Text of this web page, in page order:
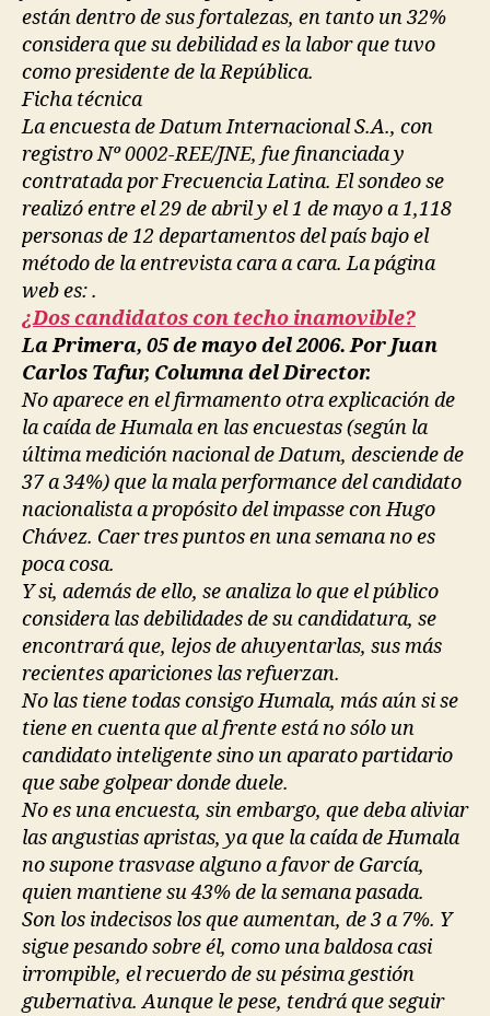
están dentro de sus fortalezas, en tanto un 32%
considera que su debilidad es la labor que tuvo
como presidente de la República.
Ficha técnica
La encuesta de Datum Internacional S.A., con
registro Nº 0002-REE/JNE, fue financiada y
contratada por Frecuencia Latina. El sondeo se
realizó entre el 29 de abril y el 1 de mayo a 1,118
personas de 12 departamentos del país bajo el
método de la entrevista cara a cara. La página
web es: .
¿Dos candidatos con techo inamovible?
La Primera, 05 de mayo del 2006. Por Juan
Carlos Tafur, Columna del Director.
No aparece en el firmamento otra explicación de
la caída de Humala en las encuestas (según la
última medición nacional de Datum, desciende de
37 a 34%) que la mala performance del candidato
nacionalista a propósito del impasse con Hugo
Chávez. Caer tres puntos en una semana no es
poca cosa.
Y si, además de ello, se analiza lo que el público
considera las debilidades de su candidatura, se
encontrará que, lejos de ahuyentarlas, sus más
recientes apariciones las refuerzan.
No las tiene todas consigo Humala, más aún si se
tiene en cuenta que al frente está no sólo un
candidato inteligente sino un aparato partidario
que sabe golpear donde duele.
No es una encuesta, sin embargo, que deba aliviar
las angustias apristas, ya que la caída de Humala
no supone trasvase alguno a favor de García,
quien mantiene su 43% de la semana pasada.
Son los indecisos los que aumentan, de 3 a 7%. Y
sigue pesando sobre él, como una baldosa casi
irrompible, el recuerdo de su pésima gestión
gubernativa. Aunque le pese, tendrá que seguir